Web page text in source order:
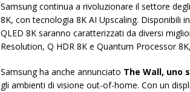
Samsung continua a rivoluzionare il settore
8K, con tecnologia 8K AI Upscaling. Disponibili
QLED 8K saranno caratterizzati da diversi
Resolution, Q HDR 8K e Quantum Processor
Samsung ha anche annunciato The Wall, uno
gli ambienti di visione out-of-home. Con un